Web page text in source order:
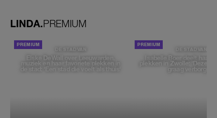
LINDA.PREMIUM
DE STAD VAN
Elske DeWall over Leeuwarden,
muziek en haar favoriete plekken in
de stad: 'Een stad die voelt als thuis'
DE STAD VAN
Isabelle Boer deelt haar
plekken in Zwolle: 'Deze
graag verborgen'